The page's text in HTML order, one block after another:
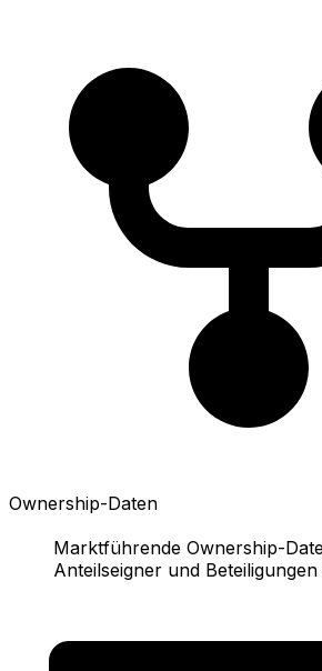
Ownership-Daten
Marktführende Ownership-
Anteilseigner und